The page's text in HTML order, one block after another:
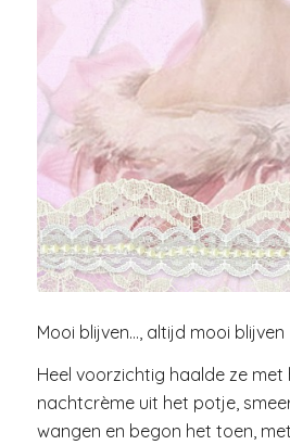
Mooi blijven…, altijd mooi blijven
Heel voorzichtig haalde ze
nachtcrème uit het potje,
wangen en begon het toen,